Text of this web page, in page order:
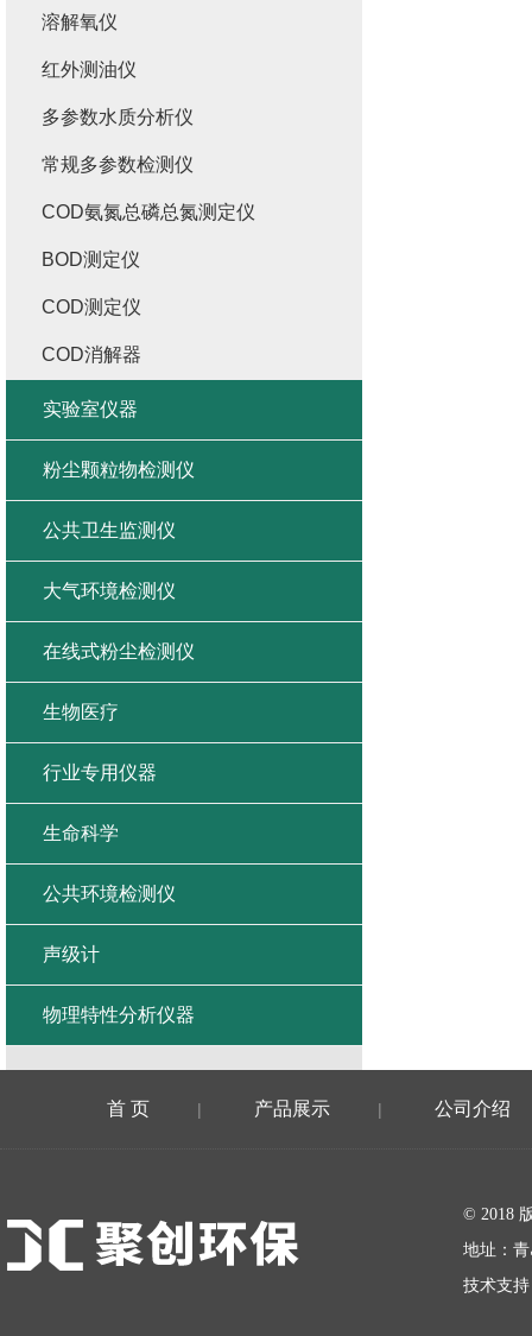
溶解氧仪
红外测油仪
多参数水质分析仪
常规多参数检测仪
COD氨氮总磷总氮测定仪
BOD测定仪
COD测定仪
COD消解器
实验室仪器
粉尘颗粒物检测仪
公共卫生监测仪
大气环境检测仪
在线式粉尘检测仪
生物医疗
行业专用仪器
生命科学
公共环境检测仪
声级计
物理特性分析仪器
首 页 | 产品展示 | 公司介绍
© 2018
地址：
技术支